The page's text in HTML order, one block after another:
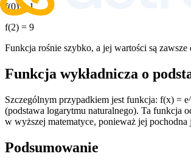
f(0) = 1
f(2) = 9
Funkcja rośnie szybko, a jej wartości są zawsze
Funkcja wykładnicza o
Szczególnym przypadkiem jest funkcja: f(x) =
(podstawa logarytmu naturalnego). Ta funkcja
w wyższej matematyce, ponieważ jej pochodna
Podsumowanie